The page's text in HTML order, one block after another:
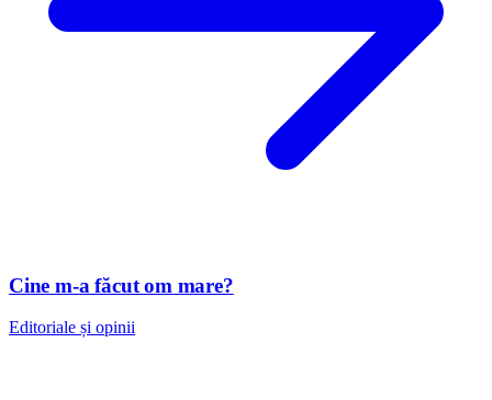
Cine m-a făcut om mare?
Editoriale și opinii